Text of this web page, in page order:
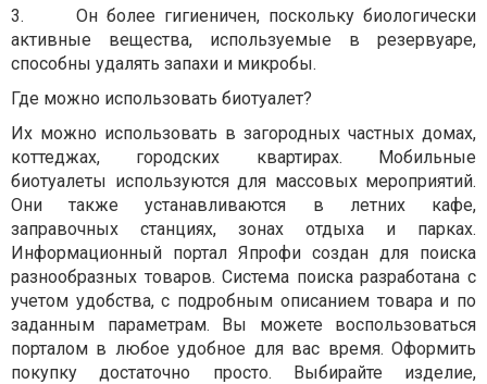
3.
Он более гигиеничен, поскольку биологически
активные вещества, используемые в резервуаре,
способны удалять запахи и микробы.
Где можно использовать биотуалет?
Их можно использовать в загородных частных домах,
коттеджах, городских квартирах. Мобильные
биотуалеты используются для массовых мероприятий.
Они также устанавливаются в летних кафе,
заправочных станциях, зонах отдыха и парках.
Информационный портал Япрофи создан для поиска
разнообразных товаров. Система поиска разработана с
учетом удобства, с подробным описанием товара и по
заданным параметрам. Вы можете воспользоваться
порталом в любое удобное для вас время. Оформить
покупку достаточно просто. Выбирайте изделие,